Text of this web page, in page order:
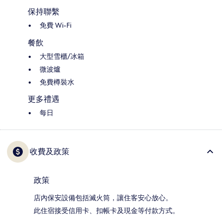
保持聯繫
免費 Wi-Fi
餐飲
大型雪櫃/冰箱
微波爐
免費樽裝水
更多禮遇
每日
收費及政策
政策
店內保安設備包括滅火筒，讓住客安心放心。
此住宿接受信用卡、扣帳卡及現金等付款方式。